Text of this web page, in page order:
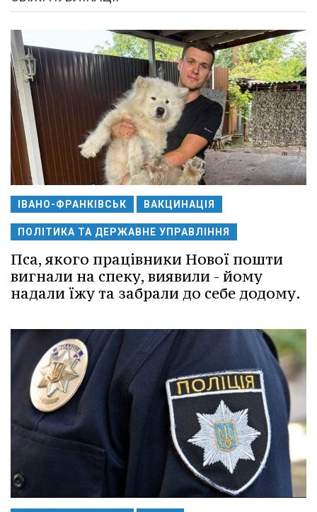
ІВАНО-ФРАНКІВСЬК ВАКЦИНАЦІЯ
ПОЛІТИКА ТА ДЕРЖАВНЕ УПРАВЛІННЯ
Пса, якого працівники Нової пошти
вигнали на спеку, виявили - йому
надали їжу та забрали до себе додому.